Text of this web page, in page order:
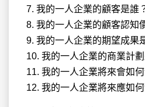
7. 我的一人企業的顧客是誰
8. 我的一人企業的顧客認知
9. 我的一人企業的期望成果
10. 我的一人企業的商業計
11. 我的一人企業將來會如何
12. 我的一人企業將來應如何